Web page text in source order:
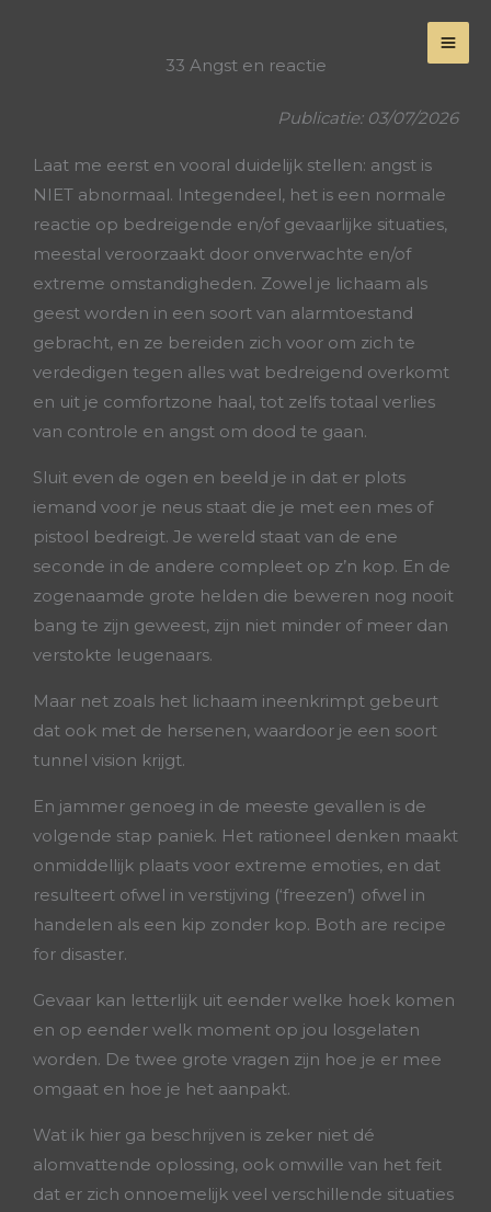
33 Angst en reactie
Publicatie: 03/07/2026
Laat me eerst en vooral duidelijk stellen: angst is
NIET abnormaal. Integendeel, het is een normale
reactie op bedreigende en/of gevaarlijke situaties,
meestal veroorzaakt door onverwachte en/of
extreme omstandigheden. Zowel je lichaam als
geest worden in een soort van alarmtoestand
gebracht, en ze bereiden zich voor om zich te
verdedigen tegen alles wat bedreigend overkomt
en uit je comfortzone haal, tot zelfs totaal verlies
van controle en angst om dood te gaan.
Sluit even de ogen en beeld je in dat er plots
iemand voor je neus staat die je met een mes of
pistool bedreigt. Je wereld staat van de ene
seconde in de andere compleet op z’n kop. En de
zogenaamde grote helden die beweren nog nooit
bang te zijn geweest, zijn niet minder of meer dan
verstokte leugenaars.
Maar net zoals het lichaam ineenkrimpt gebeurt
dat ook met de hersenen, waardoor je een soort
tunnel vision krijgt.
En jammer genoeg in de meeste gevallen is de
volgende stap paniek. Het rationeel denken maakt
onmiddellijk plaats voor extreme emoties, en dat
resulteert ofwel in verstijving (‘freezen’) ofwel in
handelen als een kip zonder kop. Both are recipe
for disaster.
Gevaar kan letterlijk uit eender welke hoek komen
en op eender welk moment op jou losgelaten
worden. De twee grote vragen zijn hoe je er mee
omgaat en hoe je het aanpakt.
Wat ik hier ga beschrijven is zeker niet dé
alomvattende oplossing, ook omwille van het feit
dat er zich onnoemelijk veel verschillende situaties